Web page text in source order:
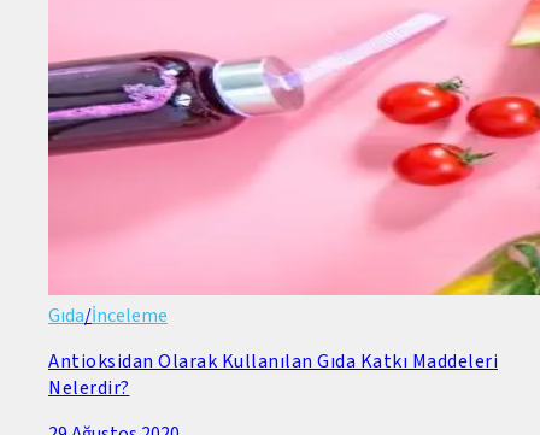
Gıda/İnceleme
Antioksidan Olarak Kullanılan Gıda Katkı Maddeleri
Nelerdir?